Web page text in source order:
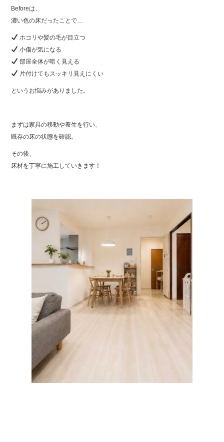
Beforeは、
濃い色の床だったことで…
ホコリや髪の毛が目立つ
小傷が気になる
部屋全体が暗く見える
片付けてもスッキリ見えにくい
というお悩みがありました。
まずは家具の移動や養生を行い、
既存の床の状態を確認。
その後、
床材を丁寧に施工していきます！